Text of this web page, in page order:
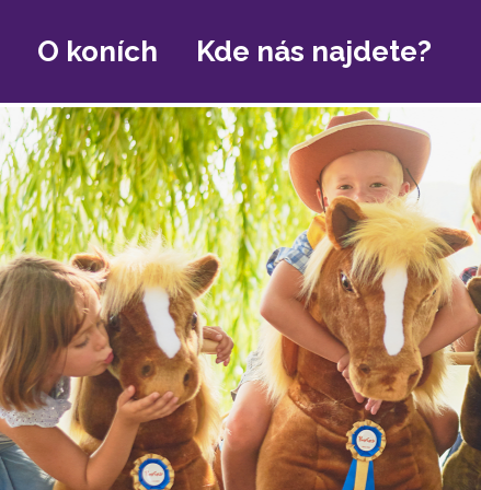
O koních Kde nás najdete?